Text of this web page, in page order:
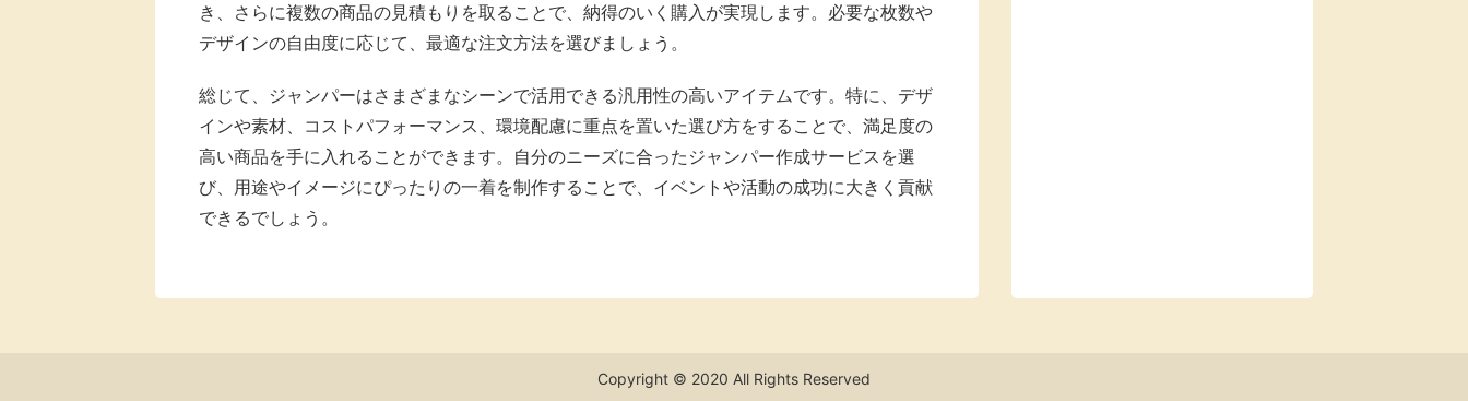
き、さらに複数の商品の見積もりを取ることで、納得のいく購入が実現します。必要な枚数や
デザインの自由度に応じて、最適な注文方法を選びましょう。
総じて、ジャンパーはさまざまなシーンで活用できる汎用性の高いアイテムです。特に、デザ
インや素材、コストパフォーマンス、環境配慮に重点を置いた選び方をすることで、満足度の
高い商品を手に入れることができます。自分のニーズに合ったジャンパー作成サービスを選
び、用途やイメージにぴったりの一着を制作することで、イベントや活動の成功に大きく貢献
できるでしょう。
Copyright © 2020 All Rights Reserved